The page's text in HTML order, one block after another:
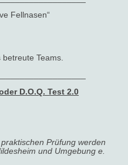
Fellnasen“
Teams.
D.O.Q. Test 2.0
Prüfung werden
und Umgebung e.